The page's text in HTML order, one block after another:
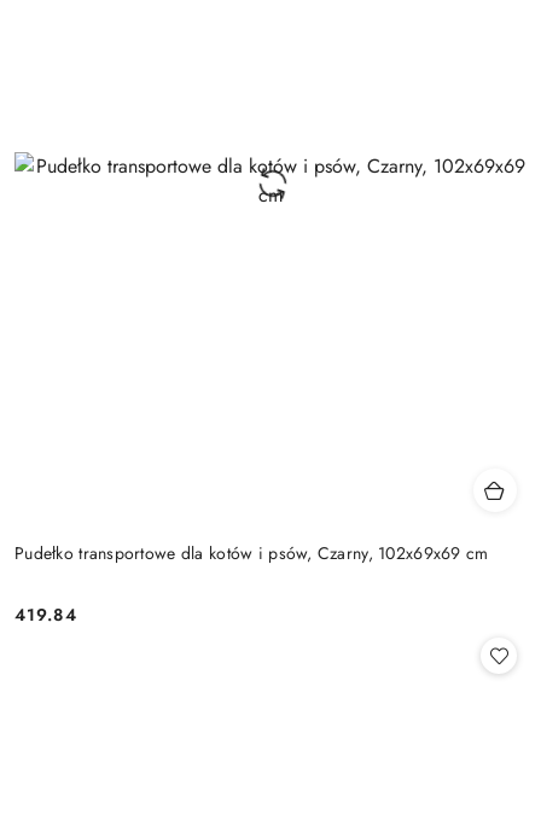
Pudełko transportowe dla kotów i psów, Czarny, 102x69x69 cm
Cena:
419.84